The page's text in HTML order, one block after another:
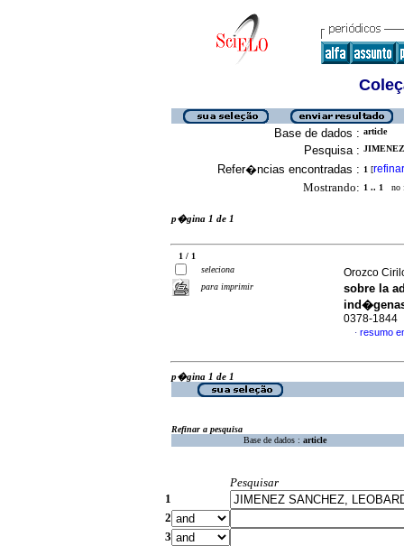
Base de dados : article
Pesquisa :
Refer�ncias encontradas : 1 [refinar
Mostrando: 1 .. 1 no
p�gina 1 de 1
1 / 1
seleciona
para imprimir
Orozco
sobre la
0378-1844
· resumo
p�gina 1 de 1
Refinar a pesquisa
Base de dados : article
Pesquisar
1
2
3